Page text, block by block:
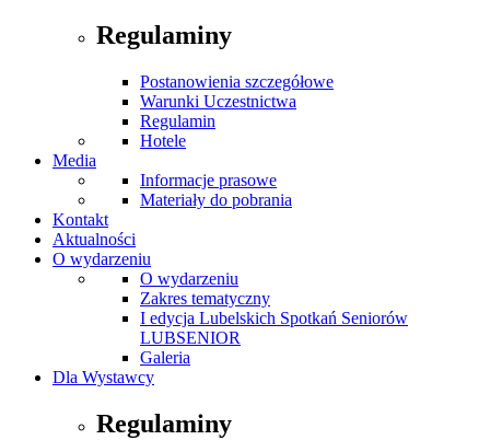
Regulaminy
Postanowienia szczegółowe
Warunki Uczestnictwa
Regulamin
Hotele
Media
Informacje prasowe
Materiały do pobrania
Kontakt
Aktualności
O wydarzeniu
O wydarzeniu
Zakres tematyczny
I edycja Lubelskich Spotkań Seniorów
LUBSENIOR
Galeria
Dla Wystawcy
Regulaminy